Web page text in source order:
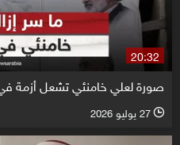
20:32
صورة لعلي خامنئي تشعل أزمة
l 27 يوليو 2026